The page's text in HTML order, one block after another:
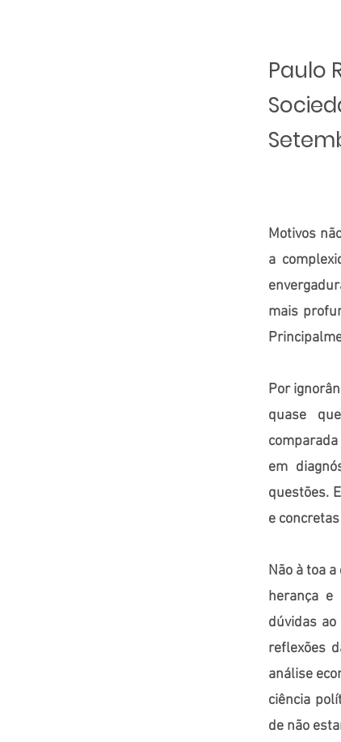
Paulo
Motivos
a
mais
Por
quase
em
questões.
e
Não à toa
herança e
dúvidas
reflexões
análise
ciência
de não